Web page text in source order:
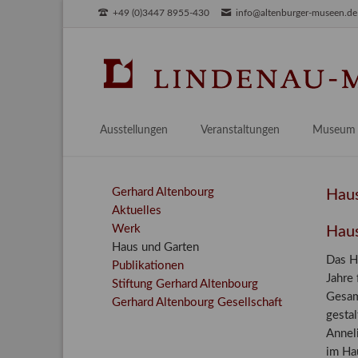
+49 (0)3447 8955-430 info@altenburger-museen.de
Ausstellungen
Aktuell
Archiv
Veranstaltungen Museum
Digitales
Team
Navigation
überspringen
Gerhard Altenbourg
Aktuelles
Werk
Haus und Garten
Publikationen
Stiftung Gerhard Altenbourg
Gerhard Altenbourg Gesellschaft
Das
im